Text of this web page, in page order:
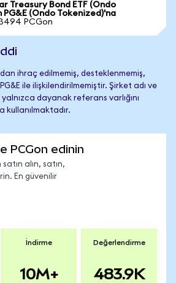
Treasury Bond ETF (Ondo
PG&E (Ondo Tokenized)'na
PCGon
ihraç edilmemiş, desteklenmemiş,
ile ilişkilendirilmemiştir. Şirket adı ve
dayanak referans varlığını
kullanılmaktadır.
PCGon edinin
alın, satın,
En güvenilir
İndirme
10M+
Değerlendirme
483.9K